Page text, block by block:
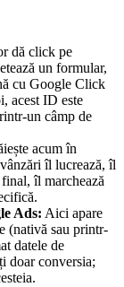
dă click pe
un formular,
cu Google Click
acest ID este
un câmp de
acum în
îl lucrează, îl
îl marchează
Ads: Aici apare
(nativă sau printr-
datele de
doar conversia;